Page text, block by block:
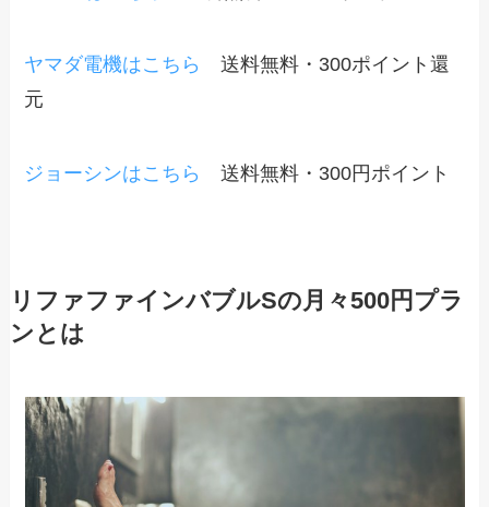
ヤマダ電機はこちら
送料無料・300ポイント還
元
ジョーシンはこちら 送料無料・300円ポイント
リファファインバブルSの月々500円プラ
ンとは